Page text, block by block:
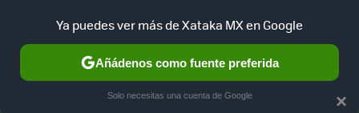
TESLA UBER AUTO ELECTRICO Twitter
×
Ya puedes ver más de Xataka MX en Google
Añádenos como fuente preferida
Solo necesitas una cuenta de Google